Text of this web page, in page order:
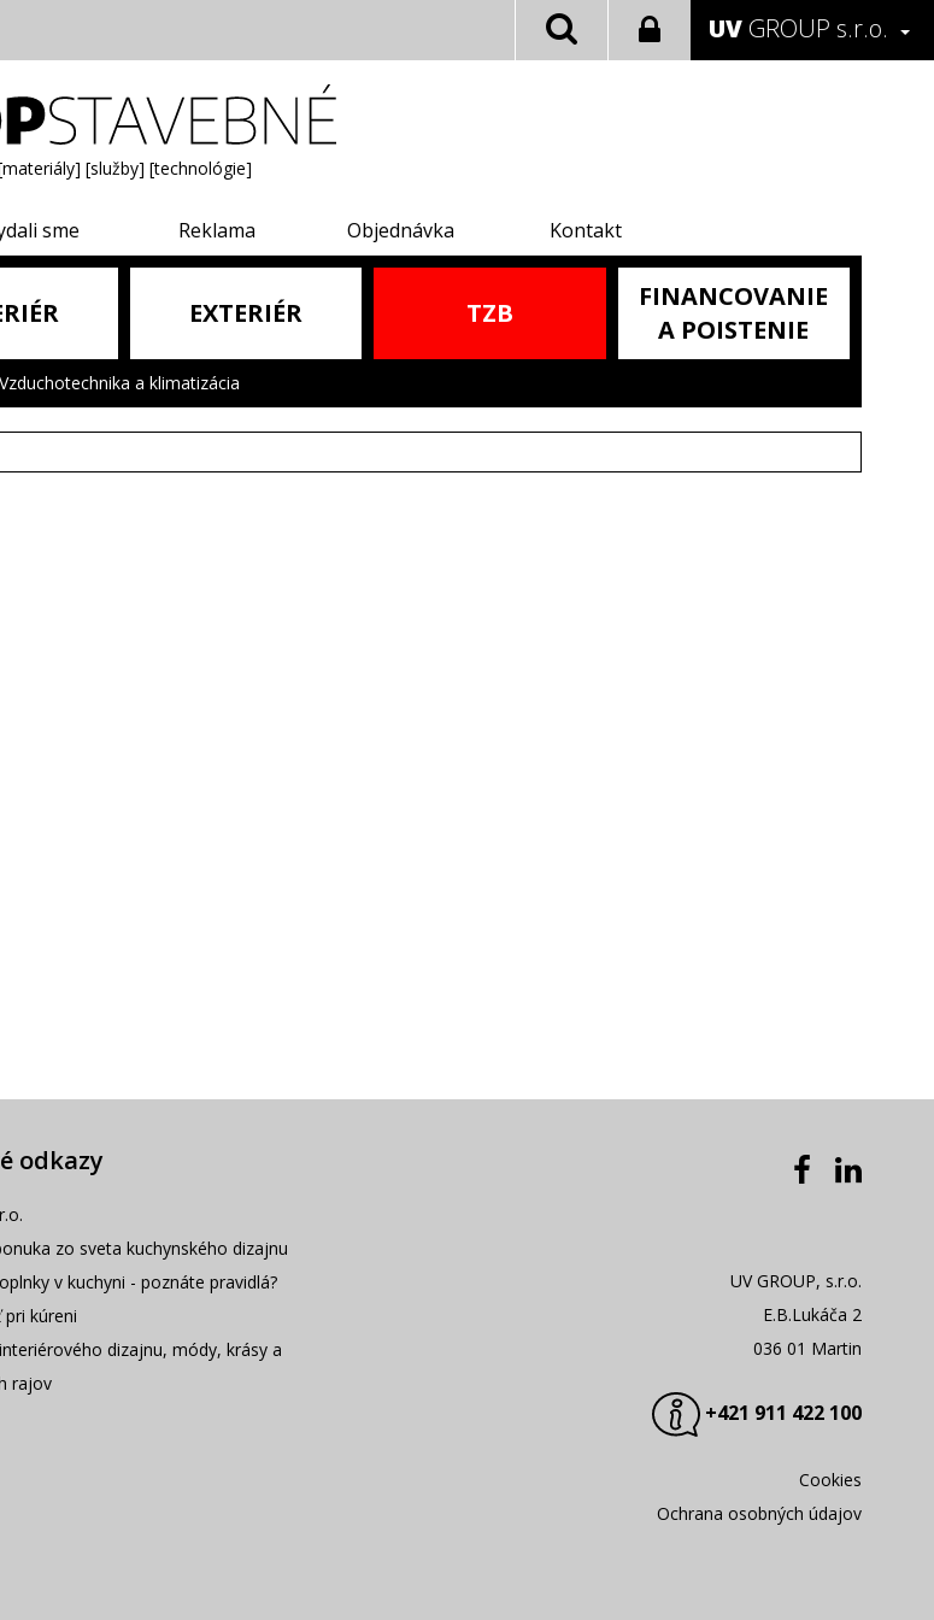
UV GROUP s.r.o.
[služby] [technológie]
sme Reklama Objednávka Kontakt
EXTERIÉR TZB
FINANCOVANIE
A POISTENIE
Vzduchotechnika a klimatizácia
odkazy
zo sveta kuchynského dizajnu
v kuchyni - poznáte pravidlá?
kúreni
dizajnu, módy, krásy a
rajov
UV GROUP, s.r.o.
E.B.Lukáča 2
036 01 Martin
+421 911 422 100
Cookies
Ochrana osobných údajov